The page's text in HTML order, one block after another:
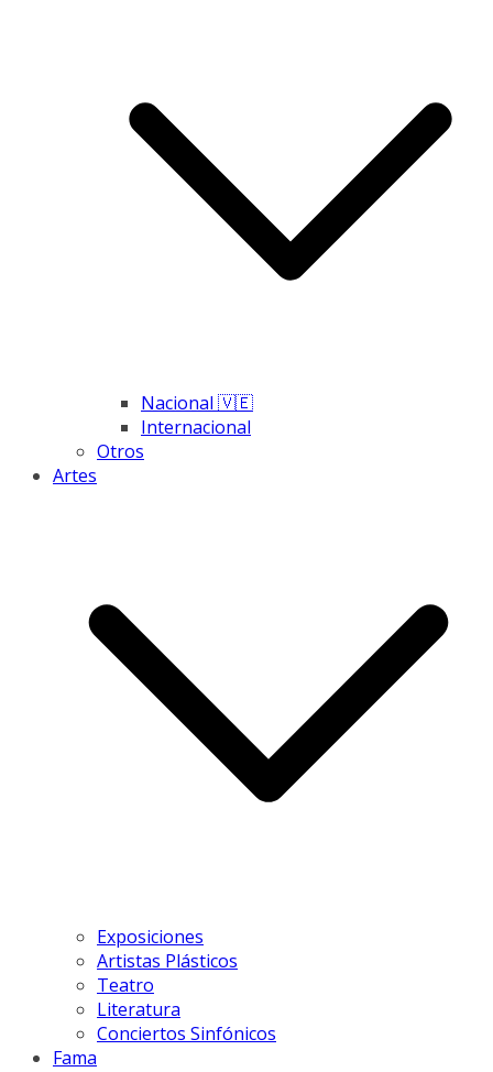
Nacional 🇻🇪
Internacional
Otros
Artes
Exposiciones
Artistas Plásticos
Teatro
Literatura
Conciertos Sinfónicos
Fama